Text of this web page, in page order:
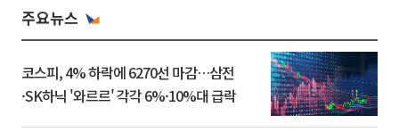
주요뉴스
코스피, 4% 하락에 6270선 마감…삼전
·SK하닉 '와르르' 각각 6%·10%대 급락